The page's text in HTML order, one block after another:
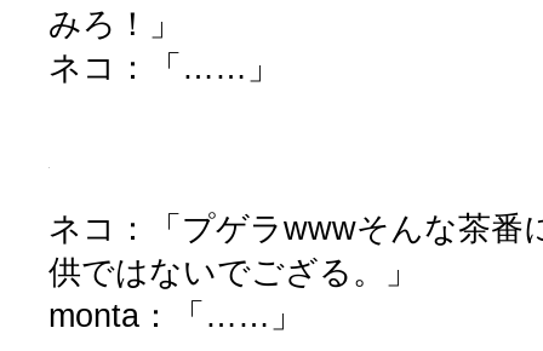
みろ！」
ネコ：「……」
ネコ：「プゲラwwwそんな茶番
供ではないでござる。」
monta：「……」